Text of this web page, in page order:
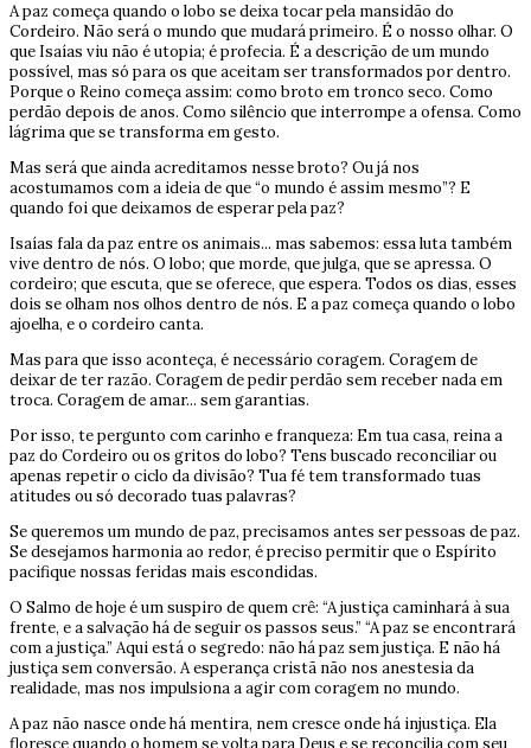
A paz começa quando o lobo se deixa tocar pela mansidão do
Cordeiro. Não será o mundo que mudará primeiro. É o nosso olhar. O
que Isaías viu não é utopia; é profecia. É a descrição de um mundo
possível, mas só para os que aceitam ser transformados por dentro.
Porque o Reino começa assim: como broto em tronco seco. Como
perdão depois de anos. Como silêncio que interrompe a ofensa. Como
lágrima que se transforma em gesto.
Mas será que ainda acreditamos nesse broto? Ou já nos
acostumamos com a ideia de que “o mundo é assim mesmo”? E
quando foi que deixamos de esperar pela paz?
Isaías fala da paz entre os animais... mas sabemos: essa luta também
vive dentro de nós. O lobo; que morde, que julga, que se apressa. O
cordeiro; que escuta, que se oferece, que espera. Todos os dias, esses
dois se olham nos olhos dentro de nós. E a paz começa quando o lobo
ajoelha, e o cordeiro canta.
Mas para que isso aconteça, é necessário coragem. Coragem de
deixar de ter razão. Coragem de pedir perdão sem receber nada em
troca. Coragem de amar... sem garantias.
Por isso, te pergunto com carinho e franqueza: Em tua casa, reina a
paz do Cordeiro ou os gritos do lobo? Tens buscado reconciliar ou
apenas repetir o ciclo da divisão? Tua fé tem transformado tuas
atitudes ou só decorado tuas palavras?
Se queremos um mundo de paz, precisamos antes ser pessoas de paz.
Se desejamos harmonia ao redor, é preciso permitir que o Espírito
pacifique nossas feridas mais escondidas.
O Salmo de hoje é um suspiro de quem crê: “A justiça caminhará à sua
frente, e a salvação há de seguir os passos seus.” “A paz se encontrará
com a justiça.” Aqui está o segredo: não há paz sem justiça. E não há
justiça sem conversão. A esperança cristã não nos anestesia da
realidade, mas nos impulsiona a agir com coragem no mundo.
A paz não nasce onde há mentira, nem cresce onde há injustiça. Ela